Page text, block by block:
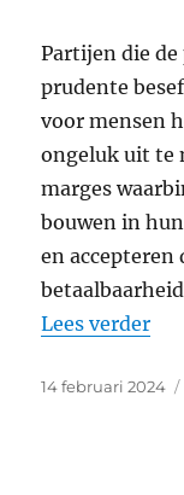
Partijen die
prudente
voor mensen
ongeluk uit te
marges
bouwen in
en
Lees verder
Geplaatst
14 februari 2024